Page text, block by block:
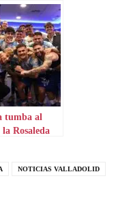
tumba al
Rosaleda
NOTICIAS VALLADOLID